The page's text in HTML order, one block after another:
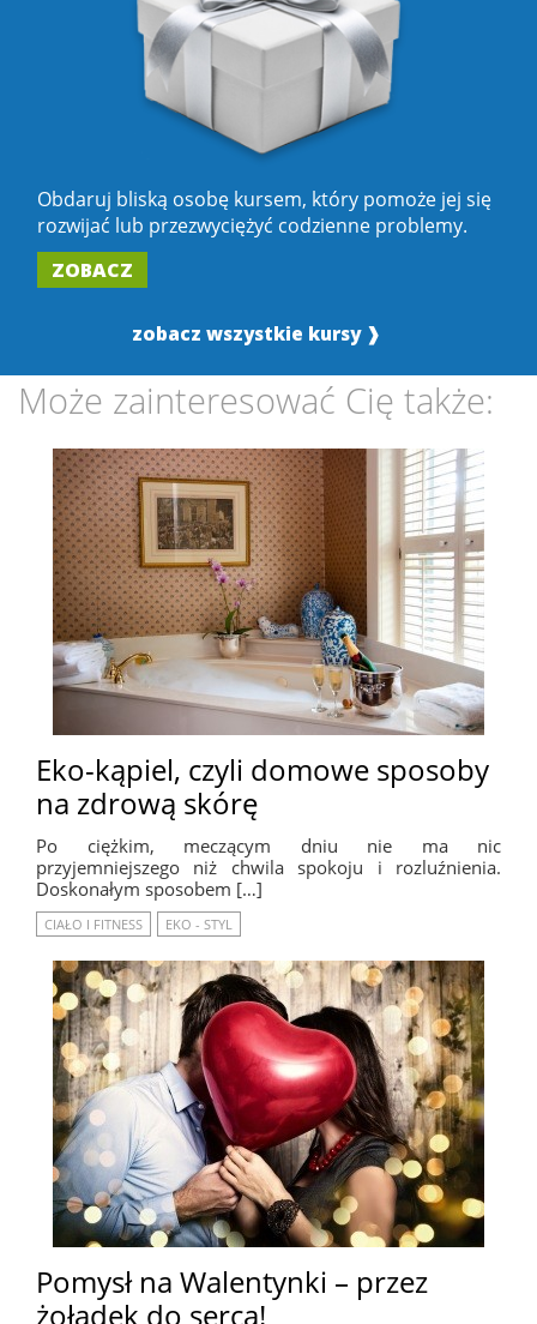
Obdaruj bliską osobę kursem, który pomoże jej się
rozwijać lub przezwyciężyć codzienne problemy.
ZOBACZ
zobacz wszystkie kursy ❱
Może zainteresować Cię także:
Eko-kąpiel, czyli domowe sposoby
na zdrową skórę
Po ciężkim, meczącym dniu nie ma nic
przyjemniejszego niż chwila spokoju i rozluźnienia.
Doskonałym sposobem […]
CIAŁO I FITNESS EKO - STYL
Pomysł na Walentynki – przez
żołądek do serca!